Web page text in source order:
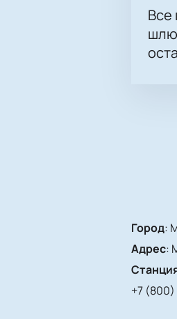
Все
Город:
Адрес:
+7